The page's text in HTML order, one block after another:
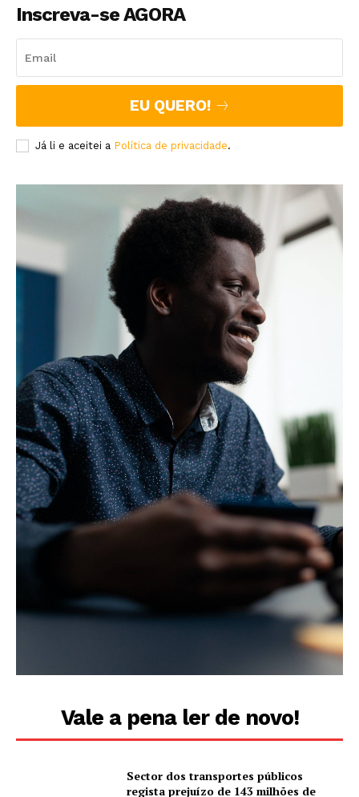
Inscreva-se AGORA
EU QUERO!
Já li e aceitei a Política de privacidade.
Vale a pena ler de novo!
Sector dos transportes públicos
regista prejuízo de 143 milhões de